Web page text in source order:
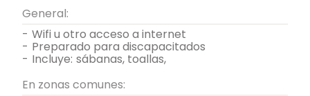
General:
-
wifi u otro acceso a internet
- preparado para discapacitados
- incluye: sábanas, toallas,
En zonas comunes: